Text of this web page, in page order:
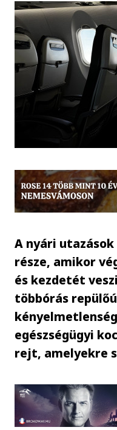
A nyári
része, amikor
és kezdetét
többórás
egészségügyi
rejt, amelyekre